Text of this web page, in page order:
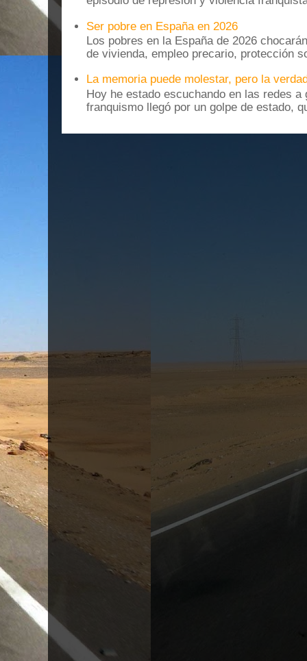
Ser pobre en España en 2026
Los pobres en la España de 2026
de vivienda, empleo precario, protección
La memoria puede molestar, pero la
Hoy he estado escuchando en las redes a
franquismo llegó por un golpe de estado,